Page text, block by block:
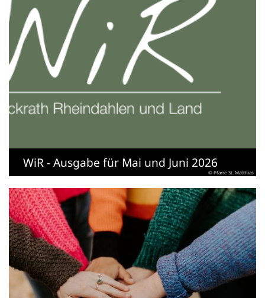
WiR - Ausgabe für Mai und Juni 2026
© Pfarre St. Matthias